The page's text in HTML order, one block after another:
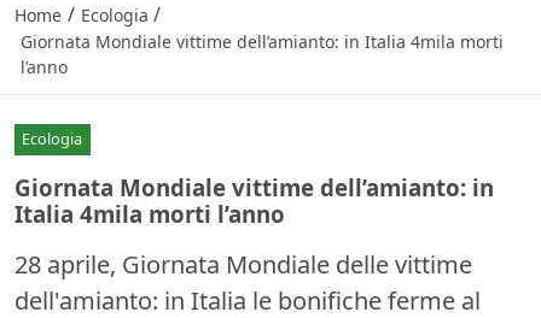
Home / Ecologia /
Giornata Mondiale vittime dell’amianto: in Italia 4mila morti
l’anno
Ecologia
Giornata Mondiale vittime dell’amianto: in
Italia 4mila morti l’anno
28 aprile, Giornata Mondiale delle vittime
dell'amianto: in Italia le bonifiche ferme al